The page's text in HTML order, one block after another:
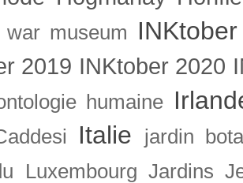
war museum INKtober
2019 INKtober 2020
humaine
Italie
jardin
Luxembourg Jardins